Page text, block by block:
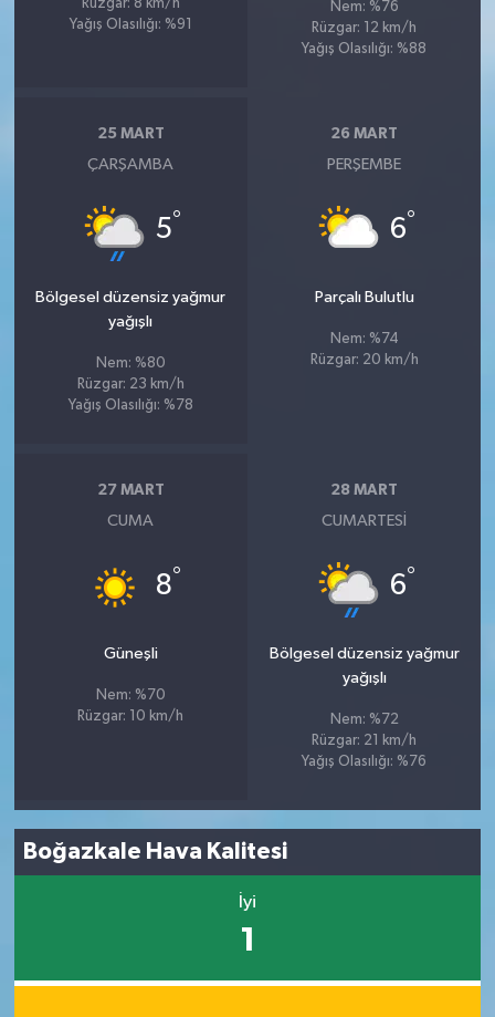
Rüzgar: 8 km/h
Yağış Olasılığı: %91
Nem: %76
Rüzgar: 12 km/h
Yağış Olasılığı: %88
25 MART
ÇARŞAMBA
5°
Bölgesel düzensiz yağmur
yağışlı
Nem: %80
Rüzgar: 23 km/h
Yağış Olasılığı: %78
26 MART
PERŞEMBE
6°
Parçalı Bulutlu
Nem: %74
Rüzgar: 20 km/h
27 MART
CUMA
8°
Güneşli
Nem: %70
Rüzgar: 10 km/h
28 MART
CUMARTESI
6°
Bölgesel düzensiz yağmur
yağışlı
Nem: %72
Rüzgar: 21 km/h
Yağış Olasılığı: %76
Boğazkale Hava Kalitesi
İyi
1